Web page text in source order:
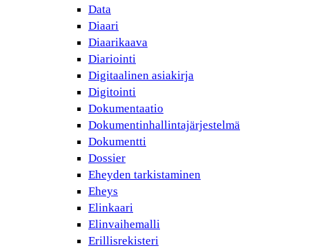
Data
Diaari
Diaarikaava
Diariointi
Digitaalinen asiakirja
Digitointi
Dokumentaatio
Dokumentinhallintajärjestelmä
Dokumentti
Dossier
Eheyden tarkistaminen
Eheys
Elinkaari
Elinvaihemalli
Erillisrekisteri